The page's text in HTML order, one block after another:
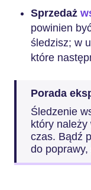
Sprzedaż
powinien
śledzisz; w
które
Porada
Śledzenie
który należy
czas. Bądź
do